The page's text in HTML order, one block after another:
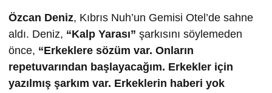
Özcan Deniz, Kıbrıs Nuh’un Gemisi Otel’de sahne
aldı. Deniz, “Kalp Yarası” şarkısını söylemeden
önce, “Erkeklere sözüm var. Onların
repetuvarından başlayacağım. Erkekler için
yazılmış şarkım var. Erkeklerin haberi yok